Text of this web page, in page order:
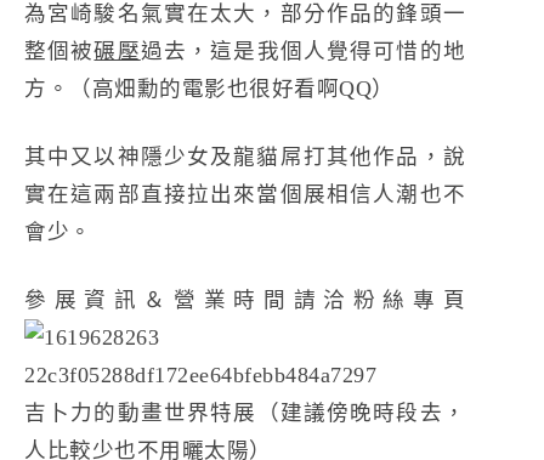
為宮崎駿名氣實在太大，部分作品的鋒頭一
整個被碾壓過去，這是我個人覺得可惜的地
方。（高畑勳的電影也很好看啊QQ）
其中又以神隱少女及龍貓屌打其他作品，說
實在這兩部直接拉出來當個展相信人潮也不
會少。
參展資訊＆營業時間請洽粉絲專頁
吉卜力的動畫世界特展
（建議傍晚時段去，
人比較少也不用曬太陽）